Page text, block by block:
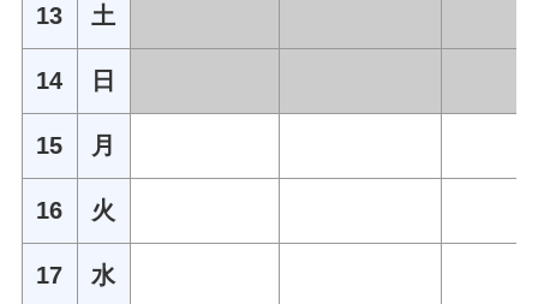
13 土
14 日
15 月
16 火
17 水